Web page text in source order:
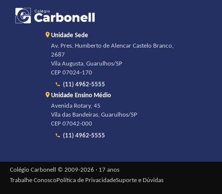
Unidade Sede
Av. Pres. Humberto de Alencar Castelo Branco,
2687
Vila Augusta, Guarulhos/SP
CEP 07024-170
(11) 4962-5555
Unidade Ensino Médio
Avenida Rotary, 45
Vila das Bandeiras, Guarulhos/SP
CEP 07042-000
(11) 4962-5555
Colégio Carbonell © 2009-2026 · 17 anos
Trabalhe ConoscoPolítica de PrivacidadeSuporte e Dúvidas